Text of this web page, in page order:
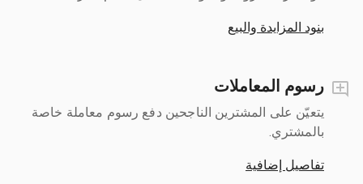
بنود المزايدة والبيع
رسوم المعاملات
يتعيّن على المشترين الناجحين دفع رسوم معاملة خاصة
بالمشتري.
تفاصيل إضافية